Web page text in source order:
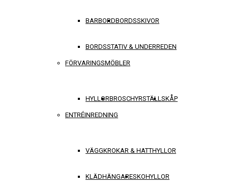
BARBORDBORDSSKIVOR
BORDSSTATIV & UNDERREDEN
FÖRVARINGSMÖBLER
HYLLORBROSCHYRSTÄLLSKÅP
ENTRÉINREDNING
VÄGGKROKAR & HATTHYLLOR
KLÄDHÄNGARESKOHYLLOR